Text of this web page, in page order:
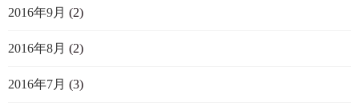
2016年9月 (2)
2016年8月 (2)
2016年7月 (3)